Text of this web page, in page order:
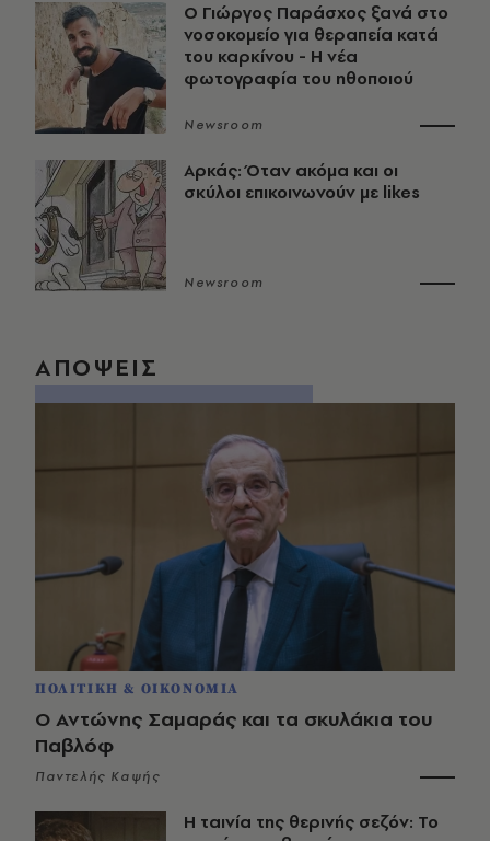
O Γιώργος Παράσχος ξανά στο
νοσοκομείο για θεραπεία κατά
του καρκίνου - Η νέα
φωτογραφία του ηθοποιού
Newsroom
Αρκάς: Όταν ακόμα και οι
σκύλοι επικοινωνούν με likes
Newsroom
ΑΠΟΨΕΙΣ
ΠΟΛΙΤΙΚΗ & ΟΙΚΟΝΟΜΙΑ
Ο Αντώνης Σαμαράς και τα σκυλάκια του
Παβλόφ
Παντελής Καψής
Η ταινία της θερινής σεζόν: Το